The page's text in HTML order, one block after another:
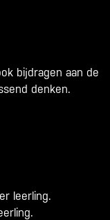
bijdragen aan de
denken.
leerling.